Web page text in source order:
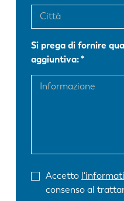
Si prega di fornire
aggiuntiva:
Accetto
consenso al
KO